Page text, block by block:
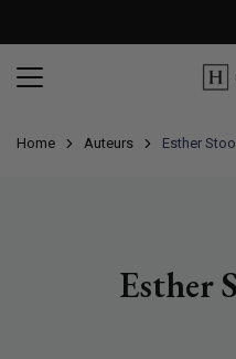
content
Home Auteurs Esther
Esther